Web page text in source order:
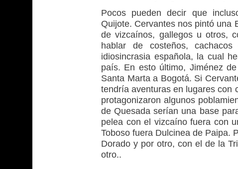
Pocos pueden decir que
Quijote. Cervantes nos pintó una
de vizcaínos, gallegos u otros,
hablar de costeños,
idiosincrasia española, la cual
país. En esto último, Jiménez
Santa Marta a Bogotá. Si
tendría aventuras en lugares con
protagonizaron algunos
de Quesada serían una base
pelea con el vizcaíno fuera con
Toboso fuera Dulcinea de Paipa.
Dorado y por otro, con el de la
otro..